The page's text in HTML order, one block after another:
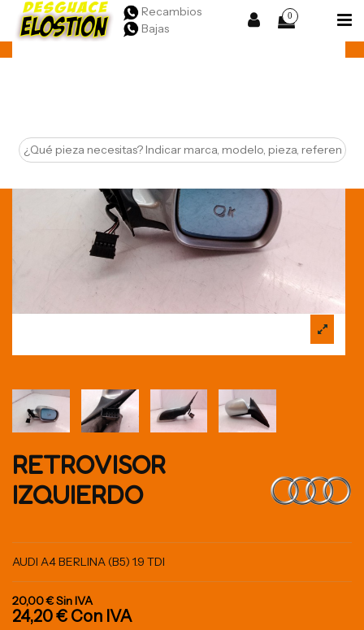
Recambios
Bajas
0
RETROVISOR
IZQUIERDO
AUDI A4 BERLINA (B5) 1.9 TDI
20,00 €Sin IVA
24,20 € Con IVA